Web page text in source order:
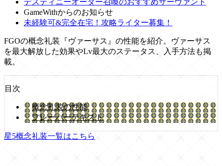
GameWithからのお知らせ
未経験可&完全在宅！攻略ライター募集！
FGOの概念礼装『ヴァーサス』の性能を紹介。ヴァーサス
を最大解放した効果やLv最大のステータス、入手方法も掲
載。
目次
概念礼装の性能
フレーバーテキスト
星5概念礼装一覧はこちら